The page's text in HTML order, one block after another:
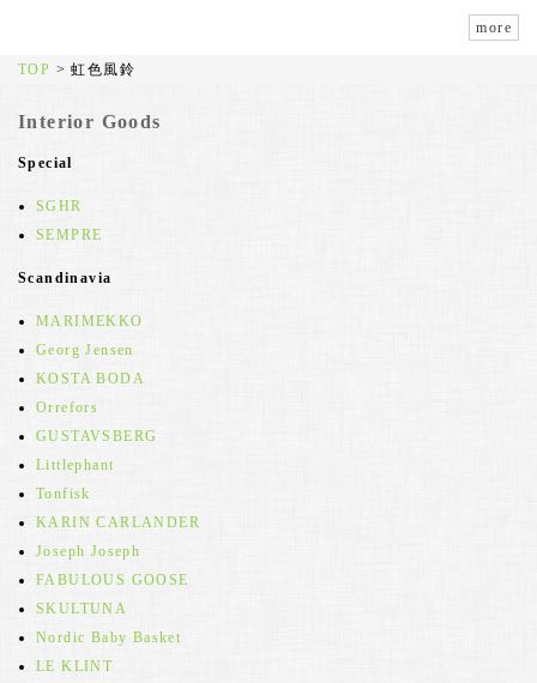
more
TOP >虹色風鈴
Interior Goods
Special
SGHR
SEMPRE
Scandinavia
MARIMEKKO
Georg Jensen
KOSTA BODA
Orrefors
GUSTAVSBERG
Littlephant
Tonfisk
KARIN CARLANDER
Joseph Joseph
FABULOUS GOOSE
SKULTUNA
Nordic Baby Basket
LE KLINT